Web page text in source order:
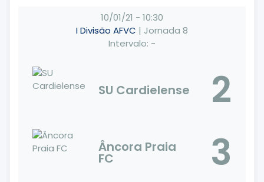
10/01/21 - 10:30
I Divisão AFVC | Jornada 8
Intervalo: -
SU Cardielense 2
Âncora Praia
FC 3